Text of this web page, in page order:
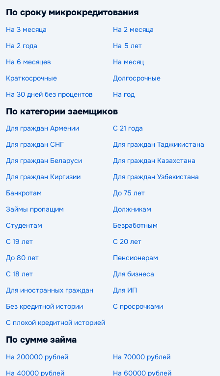
По сроку микрокредитования
На 3 месяца
На 2 месяца
На 2 года
На 5 лет
На 6 месяцев
На месяц
Краткосрочные
Долгосрочные
На 30 дней без процентов
На год
По категории заемщиков
Для граждан Армении
С 21 года
Для граждан СНГ
Для граждан Таджикистана
Для граждан Беларуси
Для граждан Казахстана
Для граждан Киргизии
Для граждан Узбекистана
Банкротам
До 75 лет
Займы пропащим
Должникам
Студентам
Безработным
С 19 лет
С 20 лет
До 80 лет
Пенсионерам
С 18 лет
Для бизнеса
Для иностранных граждан
Для ИП
Без кредитной истории
С просрочками
С плохой кредитной историей
По сумме займа
На 200000 рублей
На 70000 рублей
На 40000 рублей
На 60000 рублей